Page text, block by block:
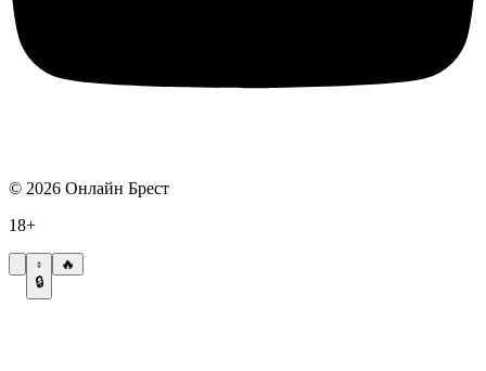
© 2026 Онлайн Брест
18+
🔒
🔥